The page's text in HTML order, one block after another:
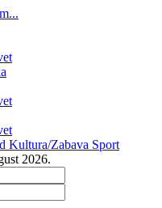
Kultura/Zabava Sport
2026.